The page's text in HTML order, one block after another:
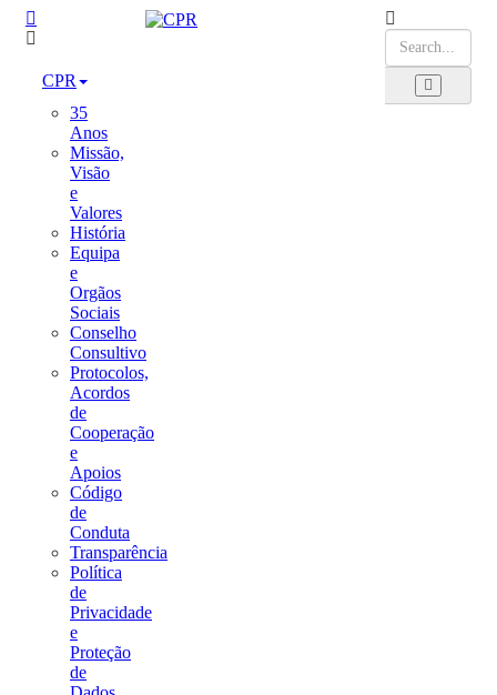
CPR
35
Anos
Missão,
Visão
e
Valores
História
Equipa
e
Orgãos
Sociais
Conselho
Consultivo
Protocolos,
Acordos
de
Cooperação
e
Apoios
Código
de
Conduta
Transparência
Política
de
Privacidade
e
Proteção
de